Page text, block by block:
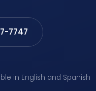
7747
in English and Spanish